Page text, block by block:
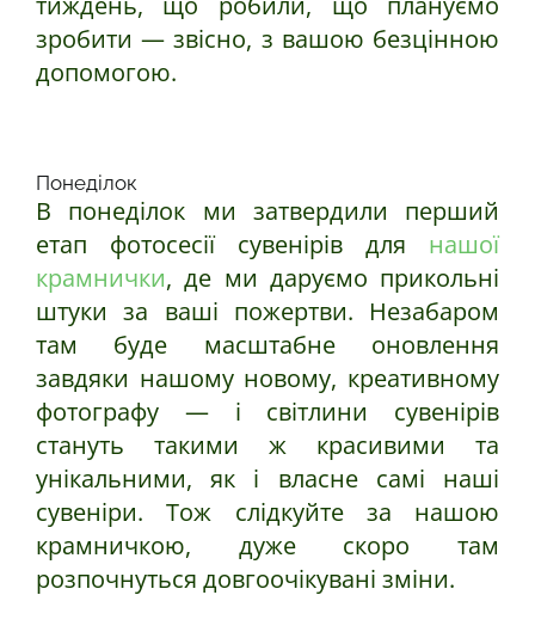
зробити — звісно, з вашою безцінною
допомогою.
Понеділок
В понеділок ми затвердили перший
етап фотосесії сувенірів для нашої
крамнички, де ми даруємо прикольні
штуки за ваші пожертви. Незабаром
там буде масштабне оновлення
завдяки нашому новому, креативному
фотографу — і світлини сувенірів
стануть такими ж красивими та
унікальними, як і власне самі наші
сувеніри. Тож слідкуйте за нашою
крамничкою, дуже скоро там
розпочнуться довгоочікувані зміни.